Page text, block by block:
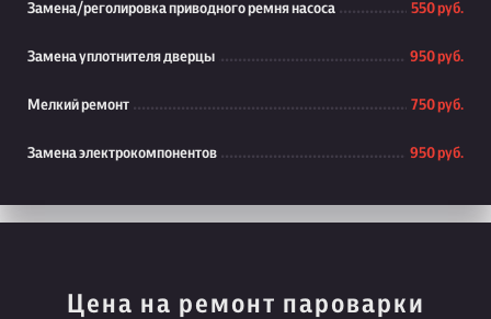
Замена/реголировка приводного ремня насоса 550 руб.
Замена уплотнителя дверцы 950 руб.
Мелкий ремонт 750 руб.
Замена электрокомпонентов 950 руб.
Цена на ремонт пароварки